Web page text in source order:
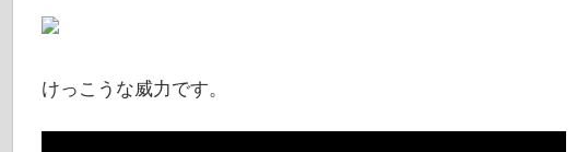
けっこうな威力です。